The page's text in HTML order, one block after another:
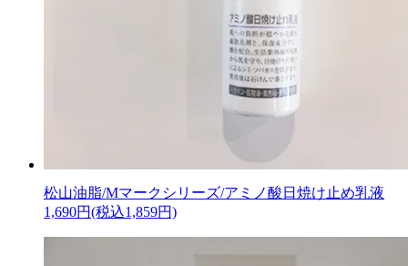
松山油脂/Mマークシリーズ/アミノ酸日焼け止め乳液
1,690円(税込1,859円)